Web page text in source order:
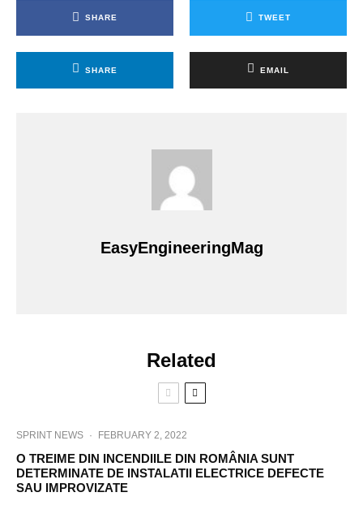
SHARE TWEET
SHARE EMAIL
EasyEngineeringMag
Related
SPRINT NEWS · FEBRUARY 2, 2022
O TREIME DIN INCENDIILE DIN ROMÂNIA SUNT
DETERMINATE DE INSTALATII ELECTRICE DEFECTE
SAU IMPROVIZATE